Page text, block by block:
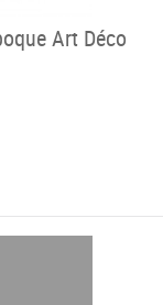
Art Déco